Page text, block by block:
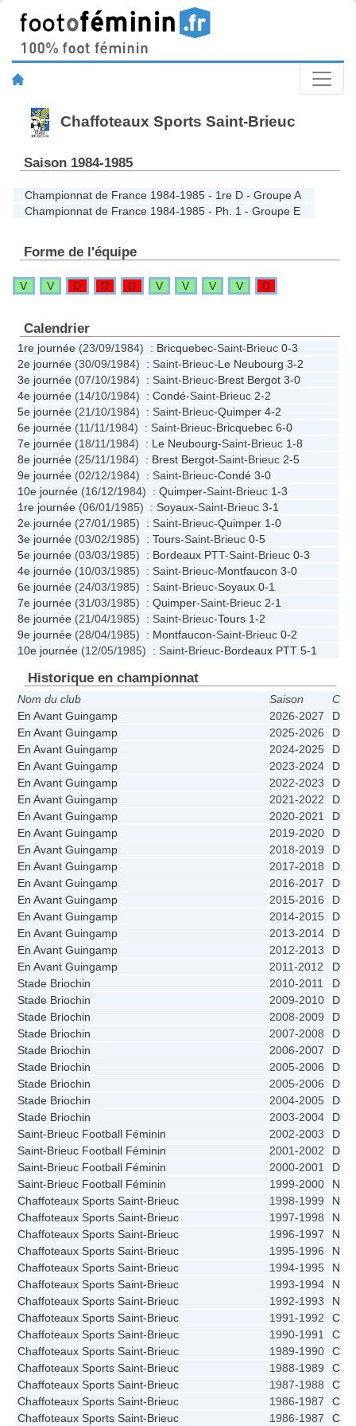
Chaffoteaux Sports Saint-Brieuc
Saison 1984-1985
Championnat de France 1984-1985 - 1re D - Groupe A
Championnat de France 1984-1985 - Ph. 1 - Groupe E
Forme de l'équipe
V V D D D V V V V D
Calendrier
1re journée (23/09/1984) : Bricquebec-Saint-Brieuc 0-3
2e journée (30/09/1984) : Saint-Brieuc-Le Neubourg 3-2
3e journée (07/10/1984) : Saint-Brieuc-Brest Bergot 3-0
4e journée (14/10/1984) : Condé-Saint-Brieuc 2-2
5e journée (21/10/1984) : Saint-Brieuc-Quimper 4-2
6e journée (11/11/1984) : Saint-Brieuc-Bricquebec 6-0
7e journée (18/11/1984) : Le Neubourg-Saint-Brieuc 1-8
8e journée (25/11/1984) : Brest Bergot-Saint-Brieuc 2-5
9e journée (02/12/1984) : Saint-Brieuc-Condé 3-0
10e journée (16/12/1984) : Quimper-Saint-Brieuc 1-3
1re journée (06/01/1985) : Soyaux-Saint-Brieuc 3-1
2e journée (27/01/1985) : Saint-Brieuc-Quimper 1-0
3e journée (03/02/1985) : Tours-Saint-Brieuc 0-5
5e journée (03/03/1985) : Bordeaux PTT-Saint-Brieuc 0-3
4e journée (10/03/1985) : Saint-Brieuc-Montfaucon 3-0
6e journée (24/03/1985) : Saint-Brieuc-Soyaux 0-1
7e journée (31/03/1985) : Quimper-Saint-Brieuc 2-1
8e journée (21/04/1985) : Saint-Brieuc-Tours 1-2
9e journée (28/04/1985) : Montfaucon-Saint-Brieuc 0-2
10e journée (12/05/1985) : Saint-Brieuc-Bordeaux PTT 5-1
Historique en championnat
Nom du club Saison
En Avant Guingamp
2026-2027
D3
En Avant Guingamp
2025-2026
D2
En Avant Guingamp
2024-2025
D1
En Avant Guingamp
2023-2024
D1
En Avant Guingamp
2022-2023
D1
En Avant Guingamp
2021-2022
D1
En Avant Guingamp
2020-2021
D1
En Avant Guingamp
2019-2020
D1
En Avant Guingamp
2018-2019
D1
En Avant Guingamp
2017-2018
D1
En Avant Guingamp
2016-2017
D1
En Avant Guingamp
2015-2016
D1
En Avant Guingamp
2014-2015
D1
En Avant Guingamp
2013-2014
D1
En Avant Guingamp
2012-2013
D1
En Avant Guingamp
2011-2012
D1
Stade Briochin
2010-2011
D1
Stade Briochin
2009-2010
D1
Stade Briochin
2008-2009
D1
Stade Briochin
2007-2008
D1
Stade Briochin
2006-2007
D1
Stade Briochin
2005-2006
D2
Stade Briochin
2005-2006
D2
Stade Briochin
2004-2005
D1
Stade Briochin
2003-2004
D1
Saint-Brieuc Football Féminin
2002-2003
D1
Saint-Brieuc Football Féminin
2001-2002
D1
Saint-Brieuc Football Féminin
2000-2001
D1
Saint-Brieuc Football Féminin
1999-2000
N1A
Chaffoteaux Sports Saint-Brieuc
1998-1999
N1A
Chaffoteaux Sports Saint-Brieuc
1997-1998
N1A
Chaffoteaux Sports Saint-Brieuc
1996-1997
N1A
Chaffoteaux Sports Saint-Brieuc
1995-1996
N1A
Chaffoteaux Sports Saint-Brieuc
1994-1995
N1A
Chaffoteaux Sports Saint-Brieuc
1993-1994
N1A
Chaffoteaux Sports Saint-Brieuc
1992-1993
N1A
Chaffoteaux Sports Saint-Brieuc
1991-1992
CFF
Chaffoteaux Sports Saint-Brieuc
1990-1991
CFF
Chaffoteaux Sports Saint-Brieuc
1989-1990
CFF
Chaffoteaux Sports Saint-Brieuc
1988-1989
CFF
Chaffoteaux Sports Saint-Brieuc
1987-1988
CFF
Chaffoteaux Sports Saint-Brieuc
1986-1987
CFF
Chaffoteaux Sports Saint-Brieuc
1986-1987
CFF